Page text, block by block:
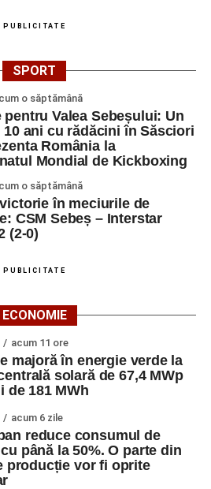
PUBLICITATE
SPORT
o săptămână
pentru Valea Sebeșului: Un
ani cu rădăcini în Săsciori
România la
Mondial de Kickboxing
o săptămână
în meciurile de
CSM Sebeș – Interstar
(2-0)
PUBLICITATE
ECONOMIE
acum 11 ore
majoră în energie verde la
solară de 67,4 MWp
de 181 MWh
acum 6 zile
reduce consumul de
până la 50%. O parte din
producție vor fi oprite